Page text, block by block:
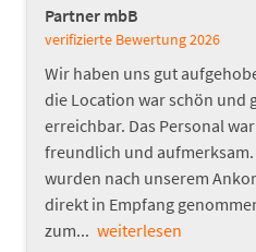
Partner mbB
verifizierte Bewertung2026
Wir haben uns gut
die Location war schön und
erreichbar. Das Personal
freundlich und
wurden nach unserem
direkt in Empfang
zum... weiterlesen